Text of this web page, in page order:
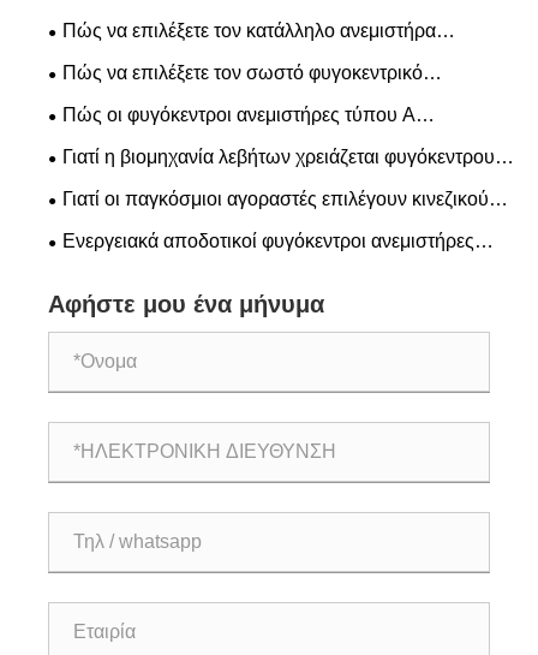
Πώς να επιλέξετε τον κατάλληλο ανεμιστήρα
ρεύματος που προκαλείται από λέβητα για
Πώς να επιλέξετε τον σωστό φυγοκεντρικό
ανεμιστήρα τύπου D για το βιομηχανικό σας σύστημα
Πώς οι φυγόκεντροι ανεμιστήρες τύπου Α
βελτιώνουν τον αερισμό σε αποθήκες και κέντρα
Γιατί η βιομηχανία λεβήτων χρειάζεται φυγόκεντρους
ανεμιστήρες υψηλής απόδοσης;
Γιατί οι παγκόσμιοι αγοραστές επιλέγουν κινεζικούς
κατασκευαστές φυγοκεντρικών ανεμιστήρων τύπου C
Ενεργειακά αποδοτικοί φυγόκεντροι ανεμιστήρες
μακροπρόθεσμο κόστος λειτουργίας
Αφήστε μου ένα μήνυμα